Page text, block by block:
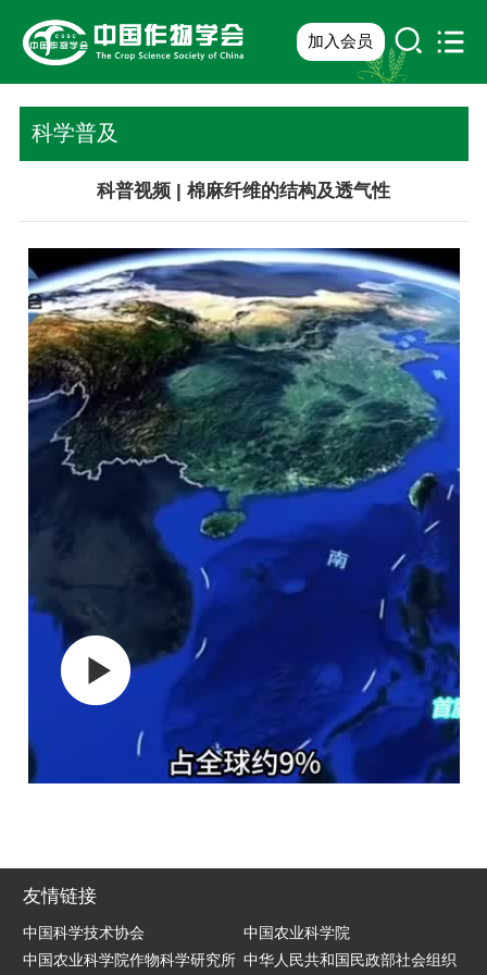
加入会员
科学普及
科普视频 | 棉麻纤维的结构及透气性
友情链接
中国科学技术协会
中国农业科学院
中国农业科学院作物科学研究所 中华人民共和国民政部社会组织